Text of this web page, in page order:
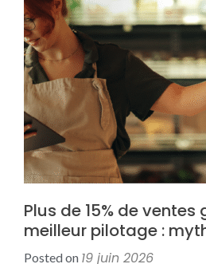
Plus de 15% de ventes
meilleur pilotage :
Posted on 19 juin 2026